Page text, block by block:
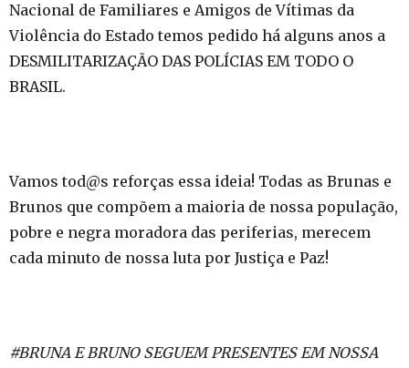
Nacional de Familiares e Amigos de Vítimas da
Violência do Estado temos pedido há alguns anos a
DESMILITARIZAÇÃO DAS POLÍCIAS EM TODO O
BRASIL.
Vamos tod@s reforças essa ideia! Todas as Brunas e
Brunos que compõem a maioria de nossa população,
pobre e negra moradora das periferias, merecem
cada minuto de nossa luta por Justiça e Paz!
#BRUNA E BRUNO SEGUEM PRESENTES EM NOSSA